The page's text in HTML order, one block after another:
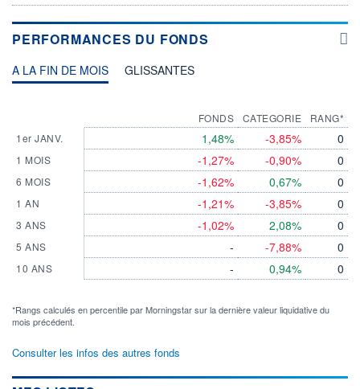
PERFORMANCES DU FONDS
A LA FIN DE MOIS GLISSANTES
1er JANV.
1 MOIS
6 MOIS
1 AN
3 ANS
5 ANS
10 ANS
FONDS
1,48%
-1,27%
-1,62%
-1,21%
-1,02%
-
-
CATEGORIE
-3,85%
-0,90%
0,67%
-3,85%
2,08%
-7,88%
0,94%
RANG*
0
0
0
0
0
0
0
*Rangs calculés en percentile par Morningstar sur la dernière valeur liquidative du
mois précédent.
Consulter les infos des autres fonds